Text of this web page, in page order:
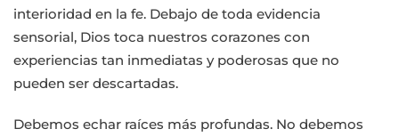
interioridad en la fe. Debajo de toda evidencia
sensorial, Dios toca nuestros corazones con
experiencias tan inmediatas y poderosas que no
pueden ser descartadas.
Debemos echar raíces más profundas. No debemos